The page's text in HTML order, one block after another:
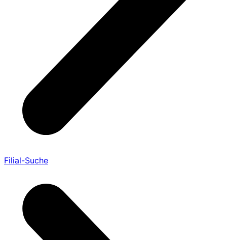
Filial-Suche